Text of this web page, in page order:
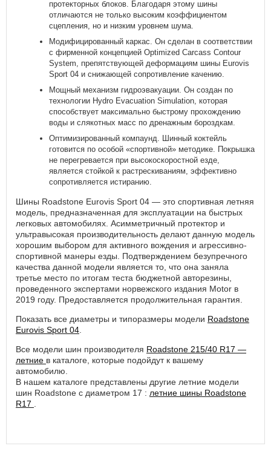
протекторных блоков. Благодаря этому шины
отличаются не только высоким коэффициентом
сцепления, но и низким уровнем шума.
Модифицированный каркас. Он сделан в соответствии
с фирменной концепцией Optimized Carcass Contour
System, препятствующей деформациям шины Eurovis
Sport 04 и снижающей сопротивление качению.
Мощный механизм гидроэвакуации. Он создан по
технологии Hydro Evacuation Simulation, которая
способствует максимально быстрому прохождению
воды и слякотных масс по дренажным бороздкам.
Оптимизированный компаунд. Шинный коктейль
готовится по особой «спортивной» методике. Покрышка
не перегревается при высокоскоростной езде,
является стойкой к растрескиваниям, эффективно
сопротивляется истиранию.
Шины Roadstone Eurovis Sport 04 — это спортивная летняя
модель, предназначенная для эксплуатации на быстрых
легковых автомобилях. Асимметричный протектор и
ультравысокая производительность делают данную модель
хорошим выбором для активного вождения и агрессивно-
спортивной манеры езды. Подтверждением безупречного
качества данной модели является то, что она заняла
третье место по итогам теста бюджетной авторезины,
проведенного экспертами норвежского издания Motor в
2019 году. Предоставляется продолжительная гарантия.
Показать все диаметры и типоразмеры модели Roadstone
Eurovis Sport 04
Все модели шин производителя Roadstone 215/40 R17 —
летние в каталоге, которые подойдут к вашему
автомобилю.
В нашем каталоге представлены другие летние модели
шин Roadstone с диаметром 17 : летние шины Roadstone
R17